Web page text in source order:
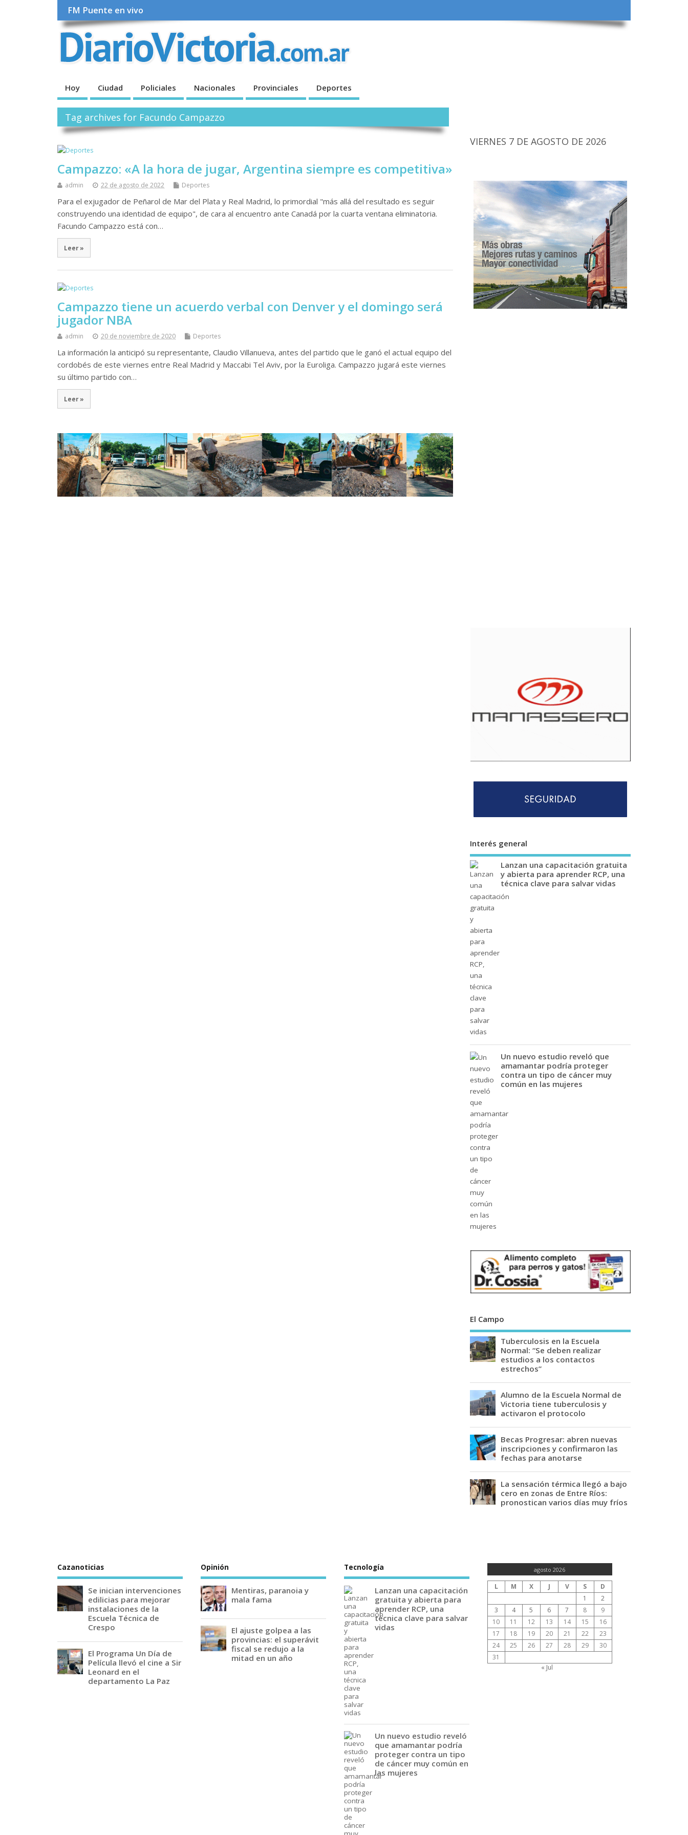
FM Puente en vivo
Hoy Ciudad Policiales Nacionales Provinciales Deportes
Tag archives for Facundo Campazzo
Campazzo: «A la hora de jugar, Argentina siempre es competitiva»
admin 22 de agosto de 2022 Deportes
Para el exjugador de Peñarol de Mar del Plata y Real Madrid, lo primordial "más allá del resultado es seguir
construyendo una identidad de equipo", de cara al encuentro ante Canadá por la cuarta ventana eliminatoria.
Facundo Campazzo está con…
Leer »
Campazzo tiene un acuerdo verbal con Denver y el domingo será
jugador NBA
admin 20 de noviembre de 2020 Deportes
La información la anticipó su representante, Claudio Villanueva, antes del partido que le ganó el actual equipo del
cordobés de este viernes entre Real Madrid y Maccabi Tel Aviv, por la Euroliga. Campazzo jugará este viernes
su último partido con…
Leer »
VIERNES 7 DE AGOSTO DE 2026
Interés general
Lanzan una capacitación gratuita
y abierta para aprender RCP, una
técnica clave para salvar vidas
Un nuevo estudio reveló que
amamantar podría proteger
contra un tipo de cáncer muy
común en las mujeres
El Campo
Tuberculosis en la Escuela
Normal: “Se deben realizar
estudios a los contactos
estrechos”
Alumno de la Escuela Normal de
Victoria tiene tuberculosis y
activaron el protocolo
Becas Progresar: abren nuevas
inscripciones y confirmaron las
fechas para anotarse
La sensación térmica llegó a bajo
cero en zonas de Entre Ríos:
pronostican varios días muy fríos
Cazanoticias
Se inician intervenciones
edilicias para mejorar
instalaciones de la
Escuela Técnica de
Crespo
El Programa Un Día de
Película llevó el cine a Sir
Leonard en el
departamento La Paz
Opinión
Mentiras, paranoia y
mala fama
El ajuste golpea a las
provincias: el superávit
fiscal se redujo a la
mitad en un año
Tecnología
Lanzan una capacitación
gratuita y abierta para
aprender RCP, una
técnica clave para salvar
vidas
Un nuevo estudio reveló
que amamantar podría
proteger contra un tipo
de cáncer muy común en
las mujeres
agosto 2026
L M X J V S
D
1
2
3
4 5 6 7 8
9
10
11 12 13 14 15
16
17
18 19 20 21 22
23
24
25 26 27 28 29
30
31
« Jul